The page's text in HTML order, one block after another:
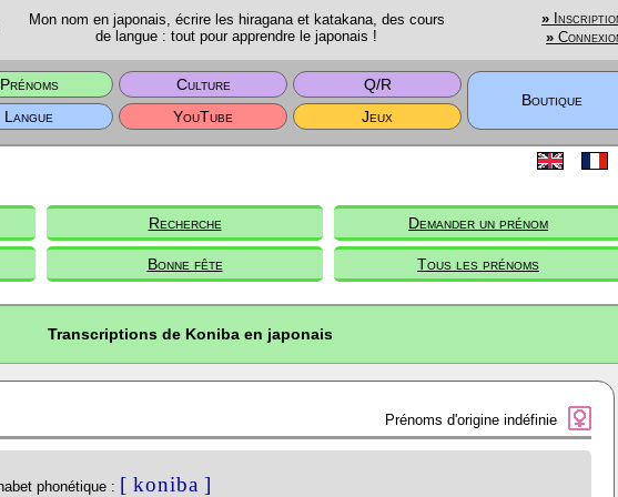
Mon nom en japonais, écrire les hiragana et katakana, des cours
de langue : tout pour apprendre le japonais !
»
»
Prénoms Culture
Q/R
Boutique
Langue YouTube Jeux
Recherche Demander un prénom
Bonne fête Tous les prénoms
Transcriptions de Koniba en japonais
Prénoms d'origine indéfinie
phonétique : [ koniba ]